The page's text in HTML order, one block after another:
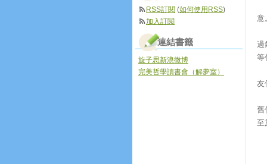
意
過
等
友
舊
至
RSS訂閱 (如何使用RSS)
加入訂閱
連結書籤
旋子思新浪微博
完美哲學讀書會（解夢室）